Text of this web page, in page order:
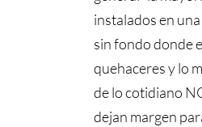
instalados en
sin fondo donde
quehaceres y lo
de lo cotidiano
dejan margen